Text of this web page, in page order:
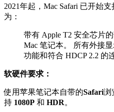
2021年起，Mac Safari 已开始
为：
带有 Apple T2 安全芯片
Mac 笔记本。 所有外接
功能和符合 HDCP 2.2 的
软硬件要求：
使用苹果笔记本自带的Safari浏
持 1080P 和 HDR。